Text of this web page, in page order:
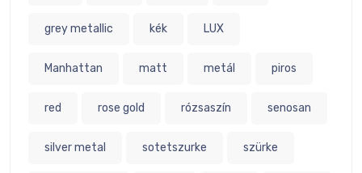
grey metallic kék LUX
Manhattan matt metál piros
red rose gold rózsaszín senosan
silver metal sotetszurke szürke